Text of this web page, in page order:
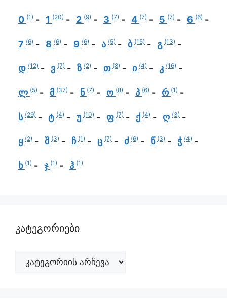
0 (1) 1 (20) 2 (9) 3 (7) 4 (7) 5 (7) 6 (6)
7 (6) 8 (6) 9 (6) ა (5) ბ (15) გ (13)
დ (12) ვ (7) ზ (2) თ (8) ი (4) კ (16)
ლ (5) მ (37) ნ (7) ო (8) პ (6) რ (1)
ს (29) ტ (4) უ (10) ფ (7) ქ (4) ღ (3)
ყ (2) შ (3) ჩ (1) ც (7) ძ (6) წ (3) ჭ (4)
ხ (1) ჯ (1) ჰ (1)
კატეგორიები